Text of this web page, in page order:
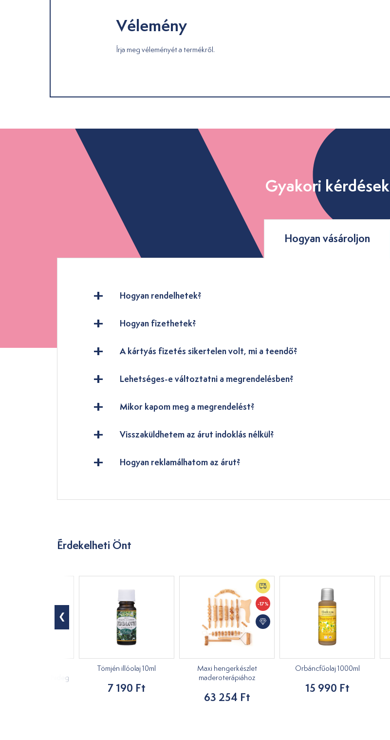
Vélemény
Írja meg véleményét a termékről.
Gyakori kérdések
Hogyan vásároljon
Hogyan rendelhetek?
Hogyan fizethetek?
A kártyás fizetés sikertelen volt, mi a teendő?
Lehetséges-e változtatni a megrendelésben?
Mikor kapom meg a megrendelést?
Visszaküldhetem az árut indoklás nélkül?
Hogyan reklamálhatom az árut?
Érdekelheti Önt
Tai yi hideg
Tömjén illóolaj 10ml
7 190 Ft
-17%
Maxi hengerkészlet
maderoterápiához
63 254 Ft
Orbáncfűolaj 1000ml
15 990 Ft